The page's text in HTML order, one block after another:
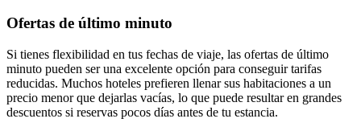
Ofertas de último minuto
Si tienes flexibilidad en tus fechas de viaje, las ofertas de último
minuto pueden ser una excelente opción para conseguir tarifas
reducidas. Muchos hoteles prefieren llenar sus habitaciones a un
precio menor que dejarlas vacías, lo que puede resultar en grandes
descuentos si reservas pocos días antes de tu estancia.